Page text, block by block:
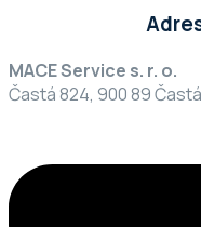
MACE Service s. r. o.
Častá 824, 900 89 Častá